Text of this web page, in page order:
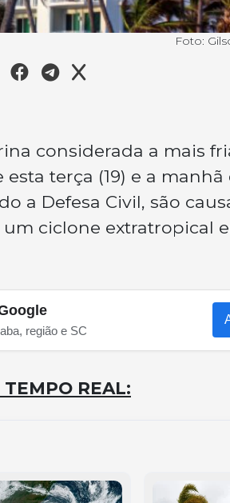
Foto:
considerada a mais
terça (19) e a manhã
a Defesa Civil, são
ciclone extratropical
região e SC
REAL: